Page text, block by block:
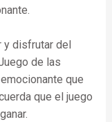
disfrutar del
de las
que
que el juego